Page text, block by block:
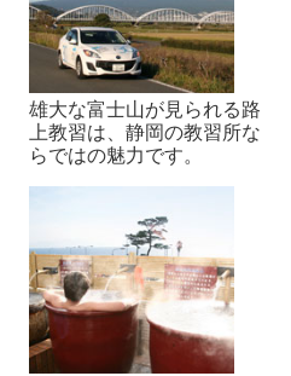
雄大な富士山が見られる路
上教習は、静岡の教習所な
らではの魅力です。